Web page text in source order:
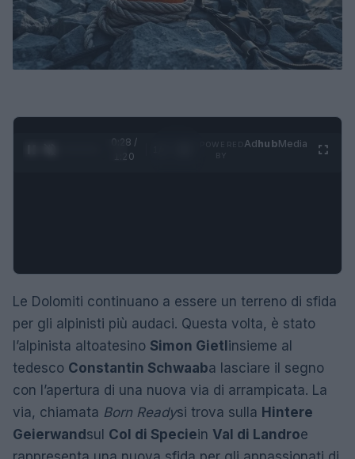
0:29 /
1:20
AdhubMedia
Le Dolomiti continuano a essere un terreno di sfida
per gli alpinisti più audaci. Questa volta, è stato
l’alpinista altoatesino Simon Gietl insieme al
tedesco Constantin Schwaaba lasciare il segno
con l’apertura di una nuova via di arrampicata. La
via, chiamata Born Readysi trova sulla Hintere
Geierwand sul Col di Speciein Val di Landroe